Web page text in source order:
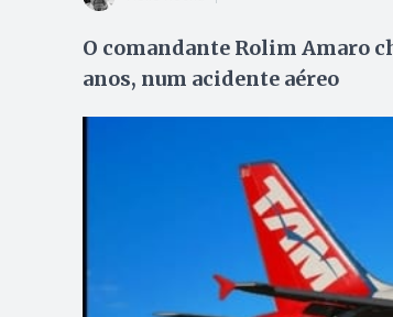
O comandante Rolim Amaro
anos, num acidente aéreo